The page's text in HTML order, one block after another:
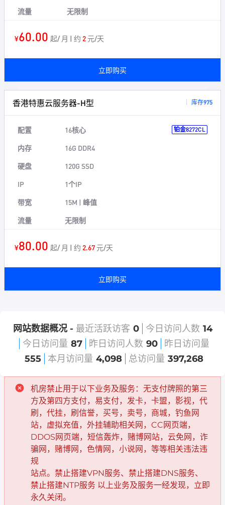
流量
无限制
¥60.00 起/ 月 | 约 2元/天
立即购买
香港特惠云服务器-H型 库存975
配置 16核心 铂金8272CL
内存
16G DDR4
硬盘
120G SSD
IP
1个IP
带宽
15M | 峰值
流量
无限制
¥80.00 起/ 月 | 约 2.67元/天
立即购买
网站数据概况 - 最近活跃访客 0 今日访问人数 14
今日访问量 87 昨日访问人数 90
昨日访问量
555
本月访问量 4,098 总访问量 397,268
机房禁止用于以下业务及服务：无支付牌照的第三
方及第四方支付，易支付，发卡，卡盟，影视，代
刷，代挂，刷信誉，买号，卖号，商城，钓鱼网
站，虚拟充值，外挂辅助相关网，CC网页端，
DDOS网页端，短信轰炸，赌博网站，云免网，诈
骗网，赌博网，色情网，小说网，等等相关违法违
规
站点。禁止搭建VPN服务、禁止搭建DNS服务、
禁止搭建NTP服务 以上业务及服务一经发现，立即
永久关闭。